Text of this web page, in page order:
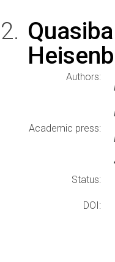
Authors:
Academic press:
Status:
DOI: